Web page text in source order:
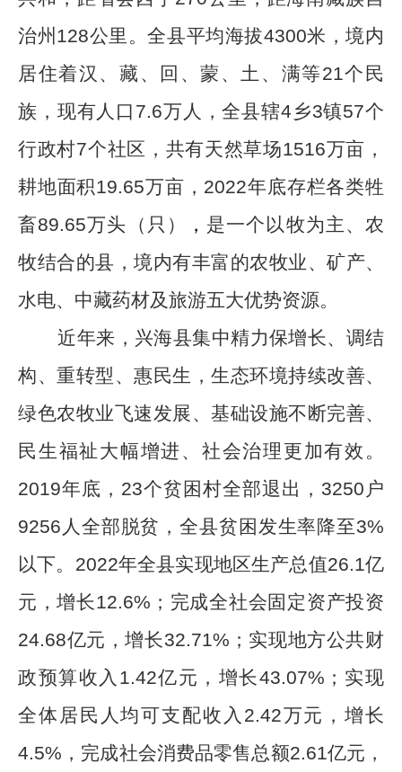
治州 128公里。全县平均海拔4300米，境内
居住着汉、藏、回、蒙、土、满等21个民
族，现有人口 7.6万人，全县辖4 乡3镇57个
行政村7个社区，共有天然草场1516万亩，
耕地面积19.65万亩， 2022年底存栏各类牲
畜89.65万头（只） ， 是一个以牧为主、农
牧结合的县，境内有丰富的农牧业、矿产、
水电、中藏药材及旅游五大优势资源。
近年来，兴海县集中精力保增长、调结
构、重转型、惠民生，生态环境持续改善、
绿色农牧业飞速发展、基础设施不断完善、
民生福祉大幅增进、社会治理更加有效。
2019年底， 23个贫困村全部退出， 3250 户
9256 人全部脱贫，全县贫困发生率降至3%
以下。 2022年全县实现地区生产总值26.1亿
元，增长12.6% ；完成全社会固定资产投资
24.68亿元，增长32.71% ； 实现地方公共财
政预算收入 1.42亿元，增长43.07% ；实现
全体居民人均可支配收入 2.42万元，增长
4.5% ， 完成社会消费品零售总额2.61亿元，